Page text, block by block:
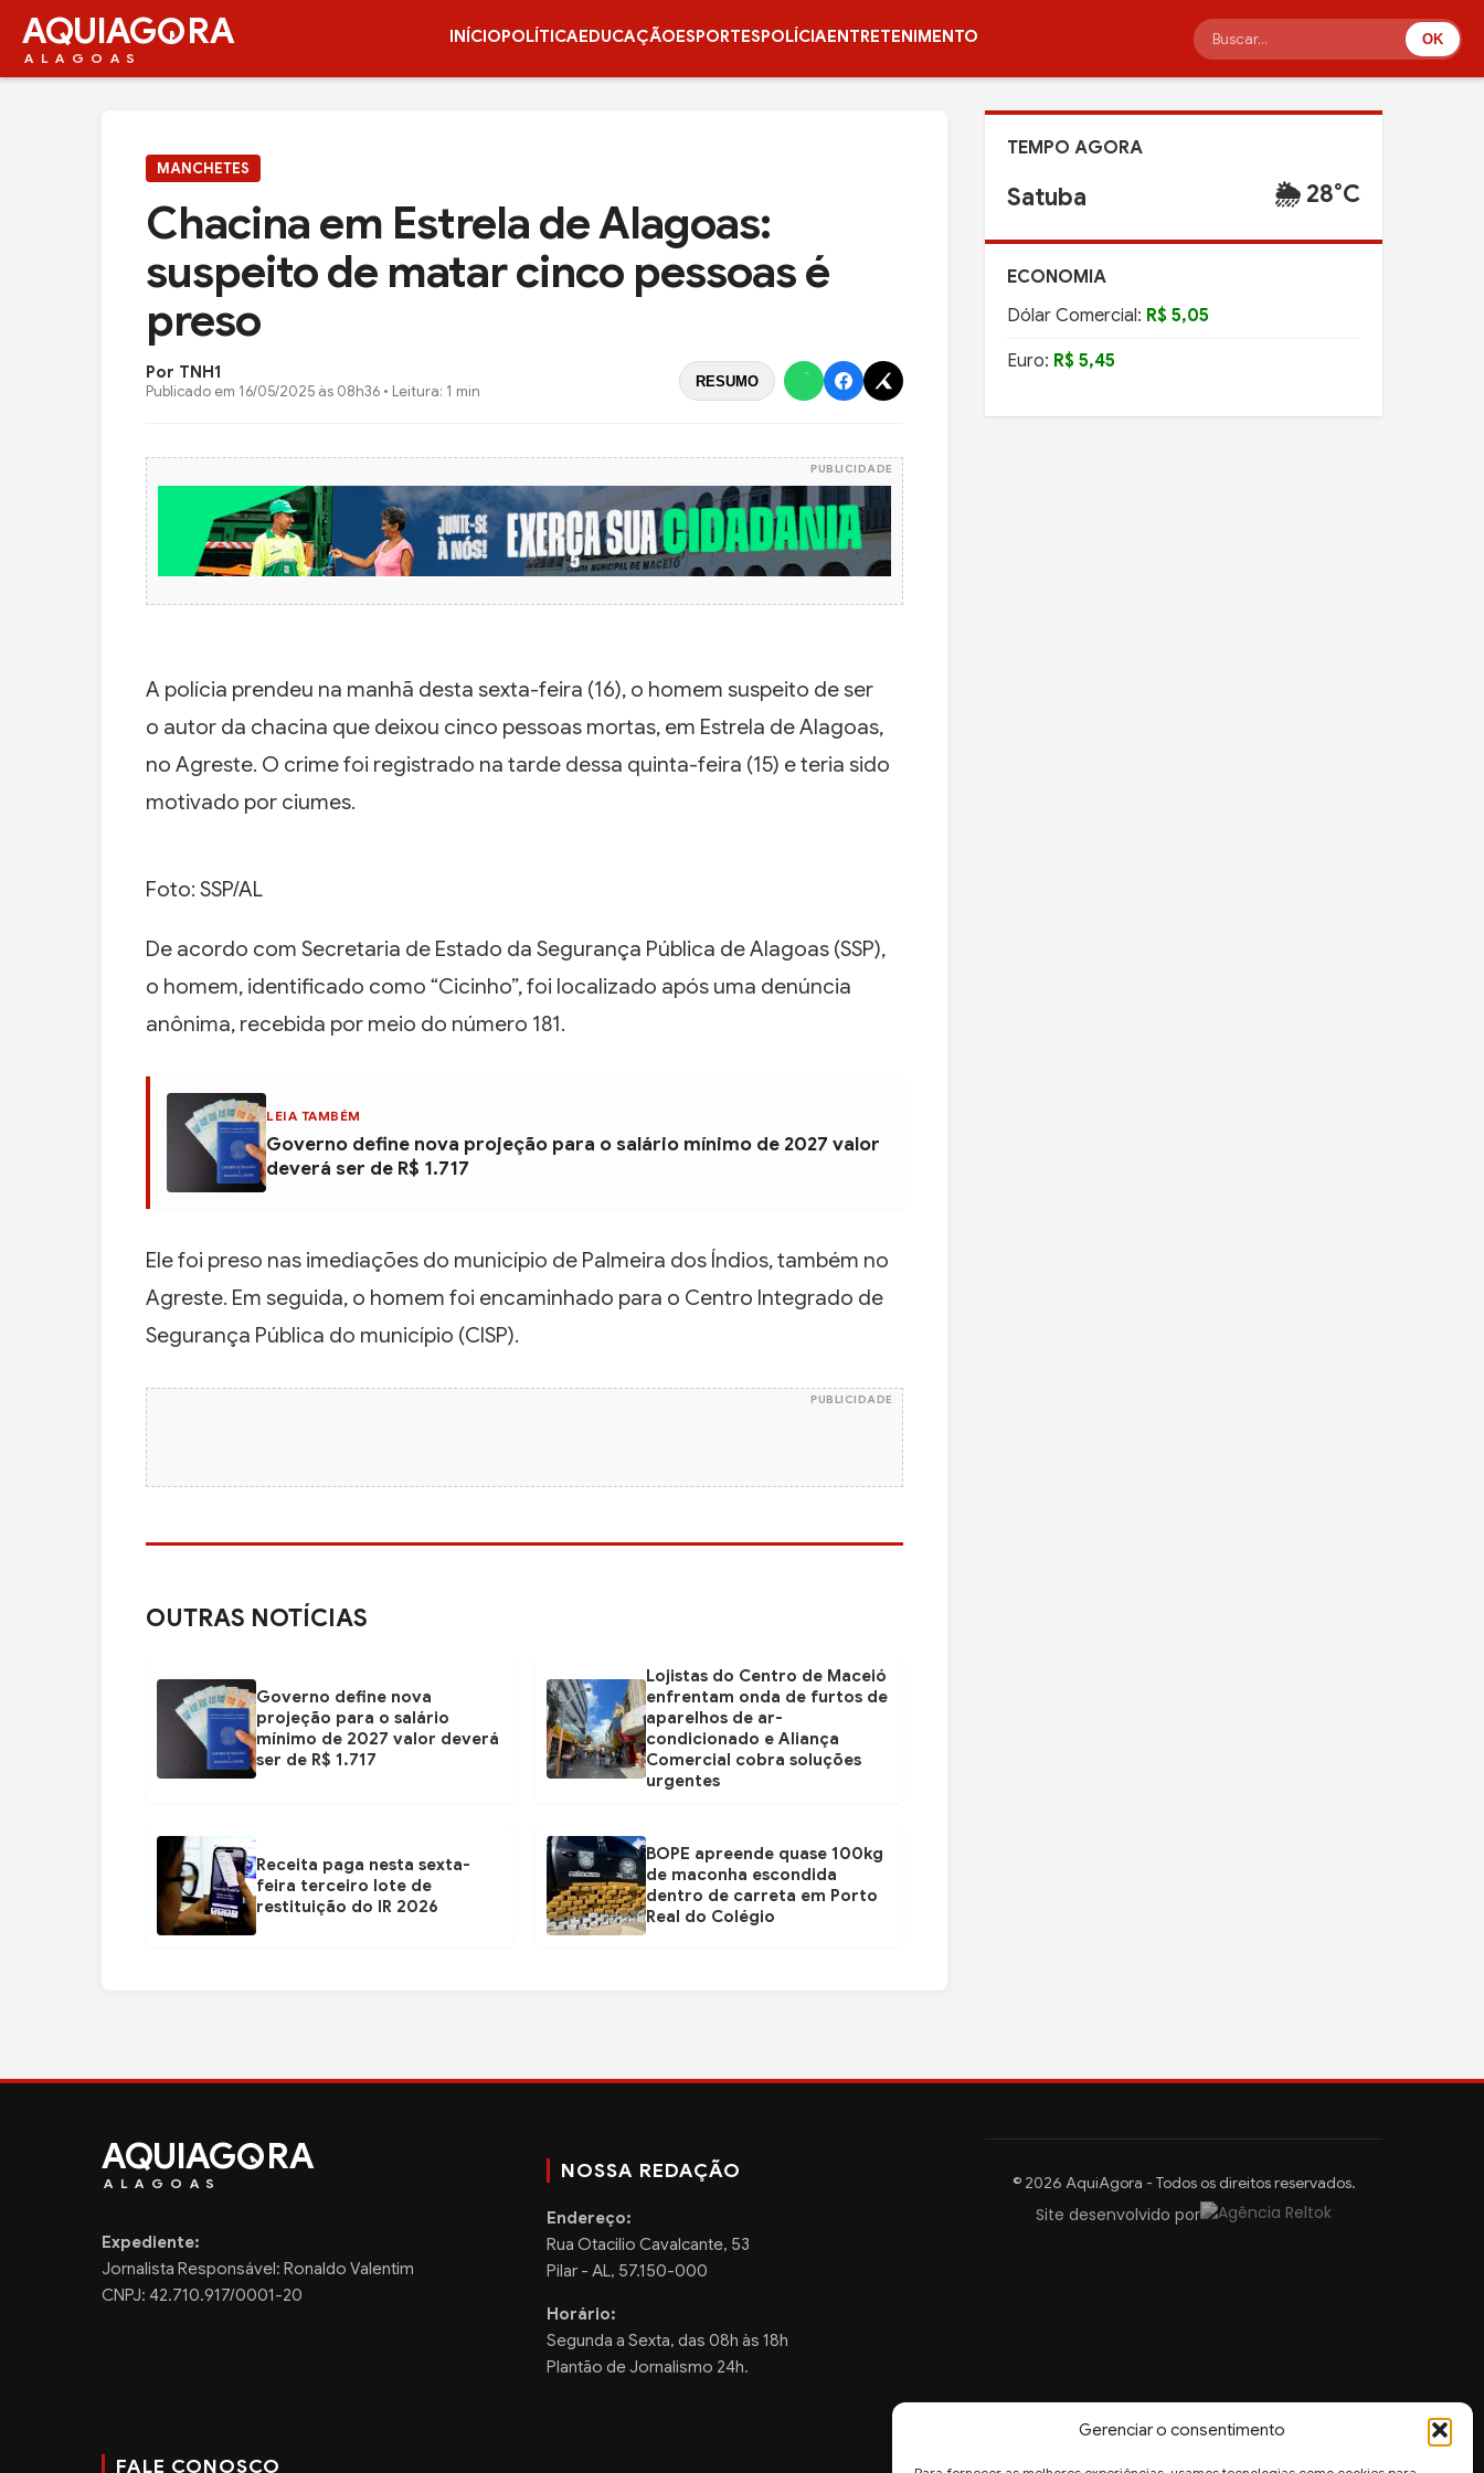
Gerenciar o consentimento
AQUIAG RA
ALAGOAS
INÍCIOPOLÍTICAEDUCAÇÃOESPORTESPOLÍCIAENTRETENIMENTO OK
MANCHETES
Chacina em Estrela de Alagoas:
suspeito de matar cinco pessoas é
preso
Por TNH1
Publicado em 16/05/2025 às 08h36 • Leitura: 1 min
RESUMO
PUBLICIDADE
A polícia prendeu na manhã desta sexta-feira (16), o homem suspeito de ser
o autor da chacina que deixou cinco pessoas mortas, em Estrela de Alagoas,
no Agreste. O crime foi registrado na tarde dessa quinta-feira (15) e teria sido
motivado por ciumes.
Foto: SSP/AL
De acordo com Secretaria de Estado da Segurança Pública de Alagoas (SSP),
o homem, identificado como “Cicinho”, foi localizado após uma denúncia
anônima, recebida por meio do número 181.
LEIA TAMBÉM
Governo define nova projeção para o salário mínimo de 2027 valor
deverá ser de R$ 1.717
Ele foi preso nas imediações do município de Palmeira dos Índios, também no
Agreste. Em seguida, o homem foi encaminhado para o Centro Integrado de
Segurança Pública do município (CISP).
PUBLICIDADE
OUTRAS NOTÍCIAS
Governo define nova
projeção para o salário
mínimo de 2027 valor deverá
ser de R$ 1.717
Lojistas do Centro de Maceió
enfrentam onda de furtos de
aparelhos de ar-
condicionado e Aliança
Comercial cobra soluções
urgentes
Receita paga nesta sexta-
feira terceiro lote de
restituição do IR 2026
BOPE apreende quase 100kg
de maconha escondida
dentro de carreta em Porto
Real do Colégio
TEMPO AGORA
Satuba 🌦️ 28°C
ECONOMIA
Dólar Comercial: R$ 5,05
Euro: R$ 5,45
AQUIAG RA
ALAGOAS
Expediente:
Jornalista Responsável: Ronaldo Valentim
CNPJ: 42.710.917/0001-20
NOSSA REDAÇÃO
Endereço:
Rua Otacilio Cavalcante, 53
Pilar - AL, 57.150-000
Horário:
Segunda a Sexta, das 08h às 18h
Plantão de Jornalismo 24h.
FALE CONOSCO
© 2026 AquiAgora - Todos os direitos reservados.
Site desenvolvido por